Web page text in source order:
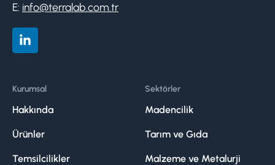
E: info@terralab.com.tr
Kurumsal
Hakkında
Ürünler
Temsilcilikler
Sektörler
Madencilik
Tarım ve Gıda
Malzeme ve Metalurji